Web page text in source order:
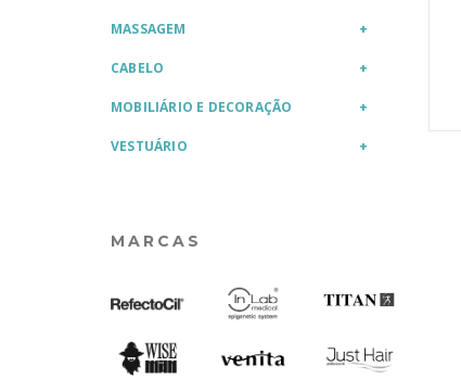
MASSAGEM
CABELO
MOBILIÁRIO E DECORAÇÃO
VESTUÁRIO
MARCAS